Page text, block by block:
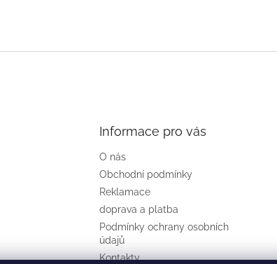
Informace pro vás
O nás
Obchodní podmínky
Reklamace
doprava a platba
Podmínky ochrany osobních
údajů
Kontakty